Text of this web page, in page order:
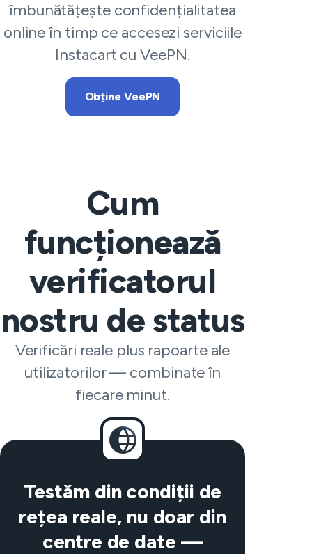
îmbunătățește confidențialitatea
online în timp ce accesezi serviciile
Instacart cu VeePN.
Obține VeePN
Cum
funcționează
verificatorul
nostru de status
Verificări reale plus rapoarte ale
utilizatorilor — combinate în
fiecare minut.
Testăm din condiții de
rețea reale, nu doar din
centre de date —